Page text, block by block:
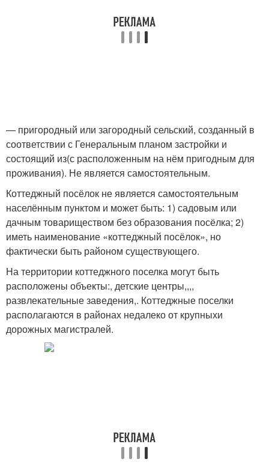
— пригородный или загородный сельский, созданный в
соответствии с Генеральным планом застройки и
состоящий из(с расположенным на нём пригодным для
проживания). Не является самостоятельным.
Коттеджный посёлок не является самостоятельным
населённым пунктом и может быть: 1) садовым или
дачным товариществом без образования посёлка; 2)
иметь наименование «коттеджный посёлок», но
фактически быть районом существующего.
На территории коттеджного поселка могут быть
расположены объекты:, детские центры,,,,
развлекательные заведения,. Коттеджные поселки
располагаются в районах недалеко от крупныхи
дорожных магистралей.